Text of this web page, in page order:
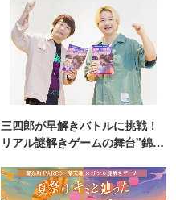
三四郎が早解きバトルに挑戦！
リアル謎解きゲームの舞台"錦糸